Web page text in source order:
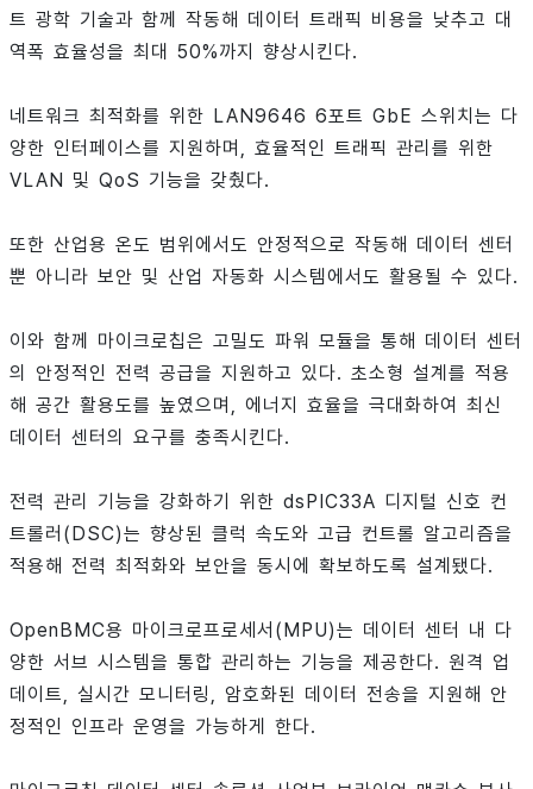
트 광학 기술과 함께 작동해 데이터 트래픽 비용을 낮추고 대
역폭 효율성을 최대 50%까지 향상시킨다.
네트워크 최적화를 위한 LAN9646 6포트 GbE 스위치는 다
양한 인터페이스를 지원하며, 효율적인 트래픽 관리를 위한
VLAN 및 QoS 기능을 갖췄다.
또한 산업용 온도 범위에서도 안정적으로 작동해 데이터 센터
뿐 아니라 보안 및 산업 자동화 시스템에서도 활용될 수 있다.
이와 함께 마이크로칩은 고밀도 파워 모듈을 통해 데이터 센터
의 안정적인 전력 공급을 지원하고 있다. 초소형 설계를 적용
해 공간 활용도를 높였으며, 에너지 효율을 극대화하여 최신
데이터 센터의 요구를 충족시킨다.
전력 관리 기능을 강화하기 위한 dsPIC33A 디지털 신호 컨
트롤러(DSC)는 향상된 클럭 속도와 고급 컨트롤 알고리즘을
적용해 전력 최적화와 보안을 동시에 확보하도록 설계됐다.
OpenBMC용 마이크로프로세서(MPU)는 데이터 센터 내 다
양한 서브 시스템을 통합 관리하는 기능을 제공한다. 원격 업
데이트, 실시간 모니터링, 암호화된 데이터 전송을 지원해 안
정적인 인프라 운영을 가능하게 한다.